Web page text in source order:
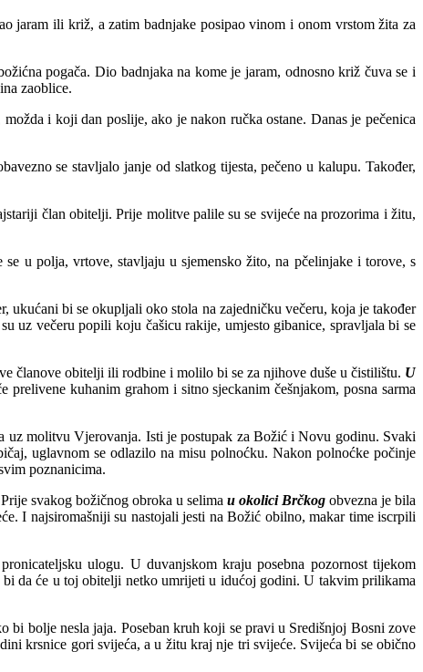
jaram ili križ, a zatim badnjake posipao vinom i onom vrstom žita za
pogača. Dio badnjaka na kome je jaram, odnosno križ čuva se i
zaoblice.
i koji dan poslije, ako je nakon ručka ostane. Danas je pečenica
se stavljalo janje od slatkog tijesta, pečeno u kalupu. Također,
član obitelji. Prije molitve palile su se svijeće na prozorima i žitu,
u polja, vrtove, stavljaju u sjemensko žito, na pčelinjake i torove, s
ukućani bi se okupljali oko stola na zajedničku večeru, koja je također
uz večeru popili koju čašicu rakije, umjesto gibanice, spravljala bi se
članove obitelji ili rodbine i molilo bi se za njihove duše u čistilištu. U
kuhanim grahom i sitno sjeckanim češnjakom, posna sarma
uz molitvu Vjerovanja. Isti je postupak za Božić i Novu godinu. Svaki
uglavnom se odlazilo na misu polnoćku. Nakon polnoćke počinje
poznanicima.
svakog božičnog obroka u selima u okolici Brčkogobvezna je bila
I najsiromašniji su nastojali jesti na Božić obilno, makar time iscrpili
ulogu. U duvanjskom kraju posebna pozornost tijekom
bi da će u toj obitelji netko umrijeti u idućoj godini. U takvim prilikama
bolje nesla jaja. Poseban kruh koji se pravi u Središnjoj Bosni zove
krsnice gori svijeća, a u žitu kraj nje tri svijeće. Svijeća bi se obično